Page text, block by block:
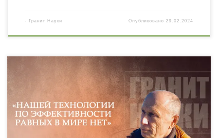
- Гранит Науки Опубликовано 29.02.2024
Вашему вниманию интервью с изобретателем,
доктором технических наук, автором более 30
изобретений и без пяти минут профессором Михаилом
Загретдиновичем Абдулиным. Когда-то давно в одном
из первых интервью его с коллегами журналист назвал
«огнеборцами». Сегодня Михаил Загретдинович об